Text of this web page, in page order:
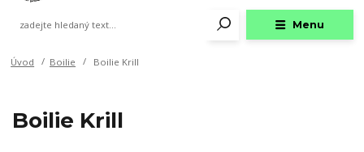
Menu
Úvod Boilie Boilie Krill
Boilie Krill